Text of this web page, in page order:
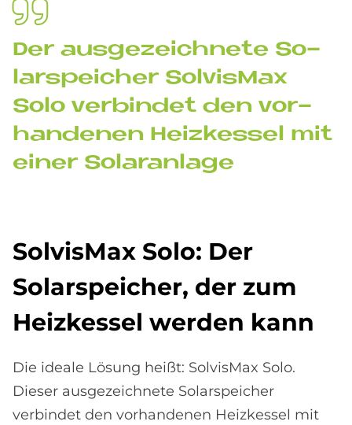
Der aus­ge­zeich­ne­te So­
lar­spei­cher Sol­vis­Max
Solo ver­bin­det den vor­
han­de­nen Heiz­kes­sel mit
ei­ner So­lar­an­la­ge
Sol­vis­Max Solo: Der
So­lar­spei­cher, der zum
Heiz­kes­sel wer­den kann
Die ideale Lösung heißt: SolvisMax Solo.
Dieser ausgezeichnete Solarspeicher
verbindet den vorhandenen Heizkessel mit